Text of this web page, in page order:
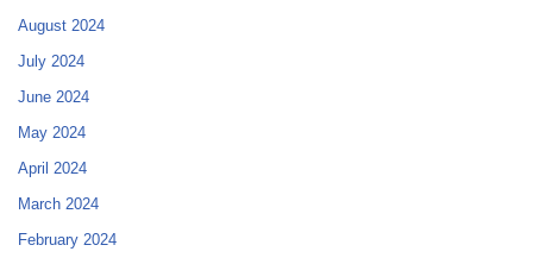
August 2024
July 2024
June 2024
May 2024
April 2024
March 2024
February 2024